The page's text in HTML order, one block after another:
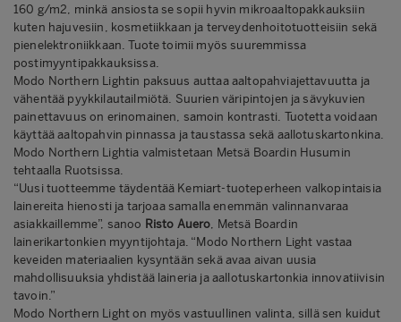
160 g/m2, minkä ansiosta se sopii hyvin mikroaaltopakkauksiin
kuten hajuvesiin, kosmetiikkaan ja terveydenhoitotuotteisiin sekä
pienelektroniikkaan. Tuote toimii myös suuremmissa
postimyyntipakkauksissa.
Modo Northern Lightin paksuus auttaa aaltopahviajettavuutta ja
vähentää pyykkilautailmiötä. Suurien väripintojen ja sävykuvien
painettavuus on erinomainen, samoin kontrasti. Tuotetta voidaan
käyttää aaltopahvin pinnassa ja taustassa sekä aallotuskartonkina.
Modo Northern Lightia valmistetaan Metsä Boardin Husumin
tehtaalla Ruotsissa.
“Uusi tuotteemme täydentää Kemiart-tuoteperheen valkopintaisia
lainereita hienosti ja tarjoaa samalla enemmän valinnanvaraa
asiakkaillemme”, sanoo Risto Auero , Metsä Boardin
lainerikartonkien myyntijohtaja. “Modo Northern Light vastaa
keveiden materiaalien kysyntään sekä avaa aivan uusia
mahdollisuuksia yhdistää laineria ja aallotuskartonkia innovatiivisin
tavoin.”
Modo Northern Light on myös vastuullinen valinta, sillä sen kuidut